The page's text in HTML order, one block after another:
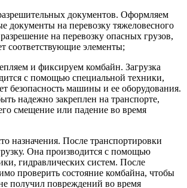
документов. Оформляем
документы на перевозку тяжеловесного
на перевозку опасных грузов,
соответствующие элементы;
и фиксируем комбайн. Загрузка
с помощью специальной техники,
безопасность машины и ее оборудования.
надежно закреплен на транспорте,
смещение или падение во время
назначения. После транспортировки
Она производится с помощью
гидравлических систем. После
проверить состояние комбайна, чтобы
получил повреждений во время